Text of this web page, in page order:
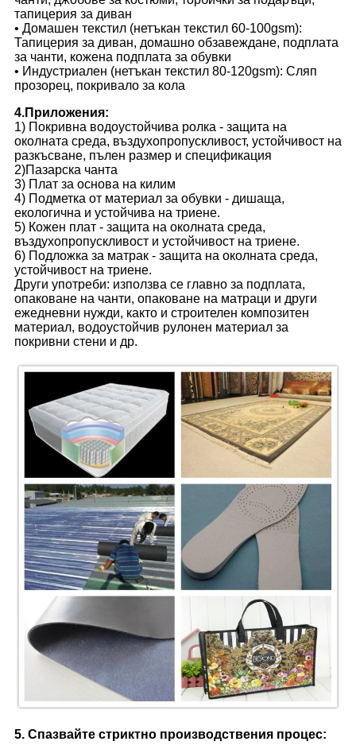
тапицерия за диван
• Домашен текстил (нетъкан текстил 60-100gsm):
Тапицерия за диван, домашно обзавеждане, подплата
за чанти, кожена подплата за обувки
• Индустриален (нетъкан текстил 80-120gsm): Сляп
прозорец, покривало за кола
4.Приложения:
1) Покривна водоустойчива ролка - защита на
околната среда, въздухопропускливост, устойчивост на
разкъсване, пълен размер и спецификация
2)Пазарска чанта
3) Плат за основа на килим
4) Подметка от материал за обувки - дишаща,
екологична и устойчива на триене.
5) Кожен плат - защита на околната среда,
въздухопропускливост и устойчивост на триене.
6) Подложка за матрак - защита на околната среда,
устойчивост на триене.
Други употреби: използва се главно за подплата,
опаковане на чанти, опаковане на матраци и други
ежедневни нужди, както и строителен композитен
материал, водоустойчив рулонен материал за
покривни стени и др.
5. Спазвайте стриктно производствения процес: